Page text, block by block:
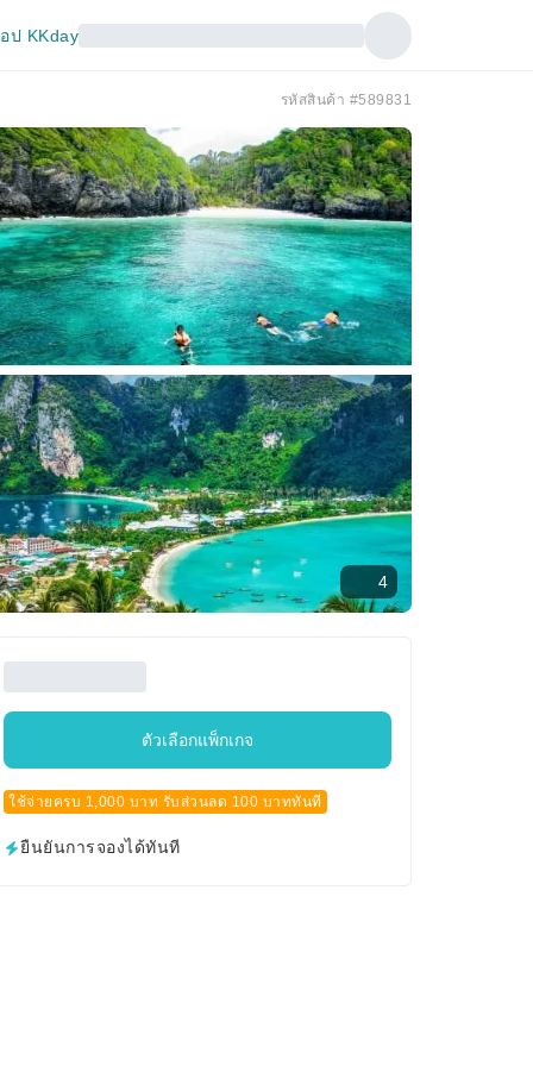
ป KKday
รหัสสินค้า #589831
4
ตัวเลือกแพ็กเกจ
ใช้จ่ายครบ 1,000 บาท รับส่วนลด 100 บาททันที
ยืนยันการจองได้ทันที